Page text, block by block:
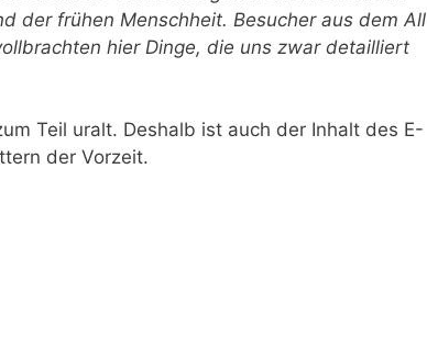
der frühen Menschheit. Besucher aus dem All
hier Dinge, die uns zwar detailliert
Teil uralt. Deshalb ist auch der Inhalt des E-
der Vorzeit.